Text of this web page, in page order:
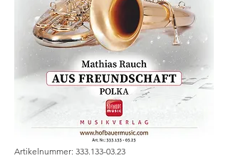
Artikelnummer: 333.133-03.23